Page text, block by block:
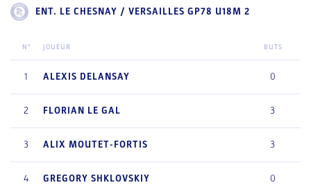
ENT. LE CHESNAY / VERSAILLES GP78 U18M 2
N° JOUEUR BUTS
1 ALEXIS DELANSAY 0
2 FLORIAN LE GAL 3
3 ALIX MOUTET-FORTIS 3
4 GREGORY SHKLOVSKIY 0